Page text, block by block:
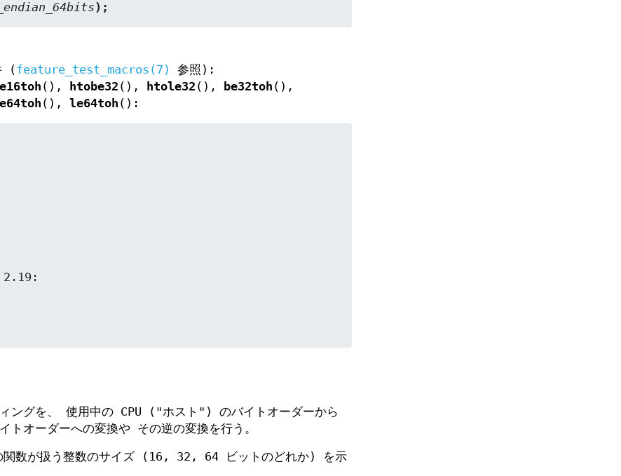
);
(feature_test_macros(7)
参照):
(), htobe32 (), htole32 (), be32toh (),
(), le64toh ():
ィングを、 使用中の CPU ("ホスト") のバイトオーダーから
トオーダーへの変換や その逆の変換を行う。
関数が扱う整数のサイズ (16, 32, 64 ビットのどれか) を示